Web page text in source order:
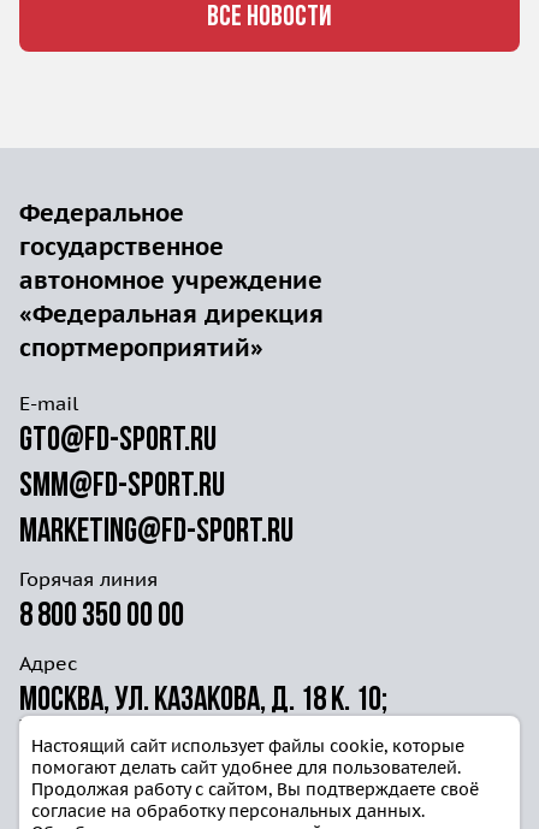
ВСЕ НОВОСТИ
Федеральное
государственное
автономное учреждение
«Федеральная дирекция
спортмероприятий»
E-mail
gto@fd-sport.ru
smm@fd-sport.ru
marketing@fd-sport.ru
Горячая линия
8 800 350 00 00
Адрес
Москва, ул. Казакова, д. 18 к. 10;
ул. Волочаевская д. 40г ст. 4
Настоящий сайт использует файлы cookie, которые
помогают делать сайт удобнее для пользователей.
Продолжая работу с сайтом, Вы подтверждаете своё
согласие на обработку персональных данных.